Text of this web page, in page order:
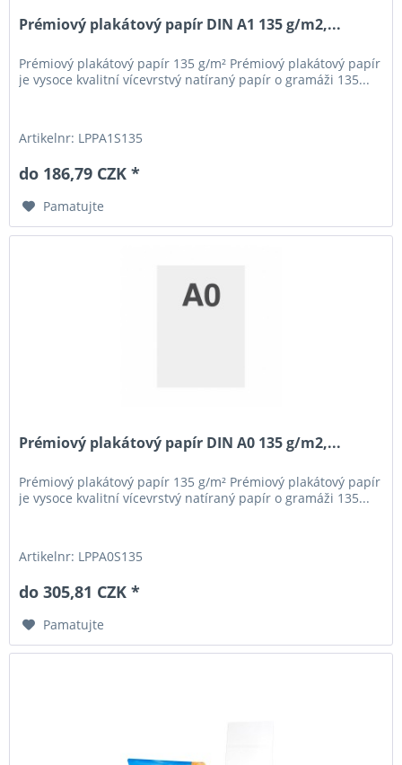
Prémiový plakátový papír DIN A1 135 g/m2,...
Prémiový plakátový papír 135 g/m² Prémiový plakátový papír
je vysoce kvalitní vícevrstvý natíraný papír o gramáži 135...
Artikelnr: LPPA1S135
do 186,79 CZK *
Pamatujte
Prémiový plakátový papír DIN A0 135 g/m2,...
Prémiový plakátový papír 135 g/m² Prémiový plakátový papír
je vysoce kvalitní vícevrstvý natíraný papír o gramáži 135...
Artikelnr: LPPA0S135
do 305,81 CZK *
Pamatujte